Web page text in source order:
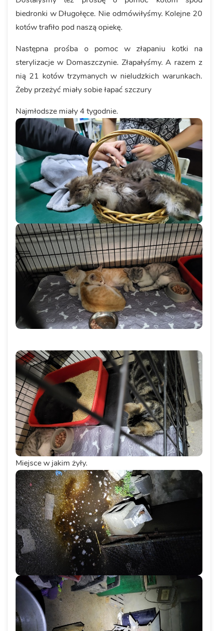
biedronki w Długołęce. Nie odmówiłyśmy. Kolejne 20
kotów trafiło pod naszą opiekę.
Następna prośba o pomoc w złapaniu kotki na
sterylizacje w Domaszczynie. Złapałyśmy. A razem z
nią 21 kotów trzymanych w nieludzkich warunkach.
Żeby przeżyć miały sobie łapać szczury
Najmłodsze miały 4 tygodnie.
Miejsce w jakim żyły.